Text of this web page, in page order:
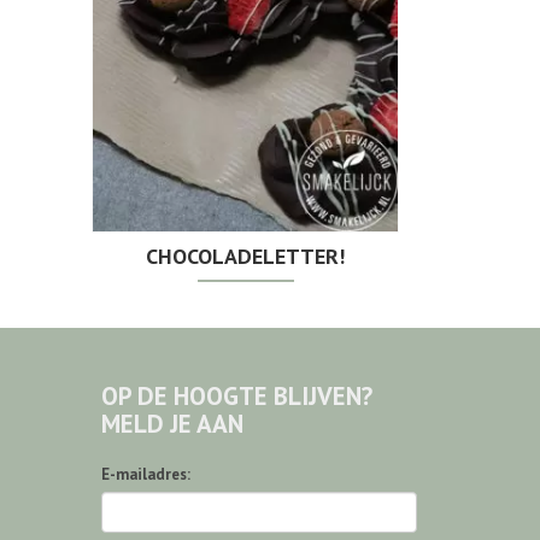
CHOCOLADELETTER!
OP DE HOOGTE BLIJVEN?
MELD JE AAN
E-mailadres: